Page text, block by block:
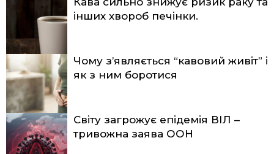
інших хвороб печінки.
Чому з’являється “кавовий живіт” і
як з ним боротися
Світу загрожує епідемія ВІЛ –
тривожна заява ООН